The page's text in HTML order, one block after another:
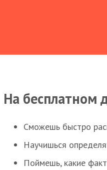
На бесплатном
Сможешь быстро
Научишься
Поймешь, какие